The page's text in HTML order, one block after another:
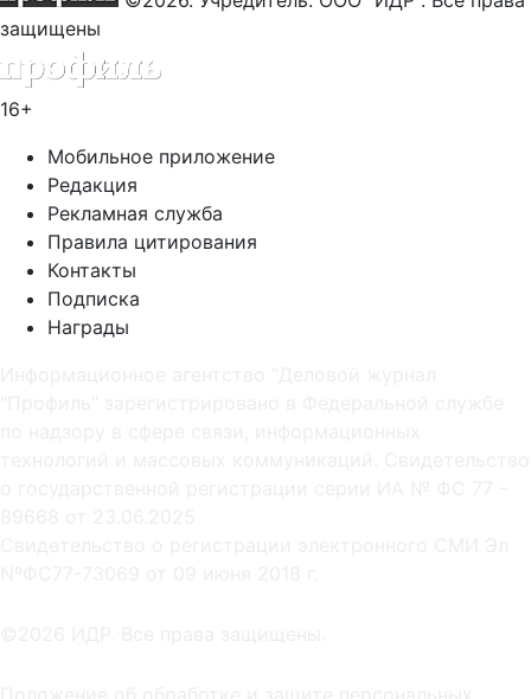
защищены
16+
Мобильное приложение
Редакция
Рекламная служба
Правила цитирования
Контакты
Подписка
Награды